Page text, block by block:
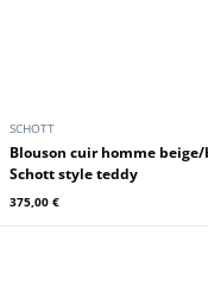
SCHOTT
Blouson cuir homme beige/blanc
Schott style teddy
375,00 €